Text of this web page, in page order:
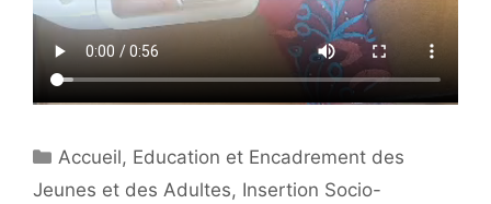
Catégories
Accueil, Education et Encadrement des
Jeunes et des Adultes, Insertion Socio-